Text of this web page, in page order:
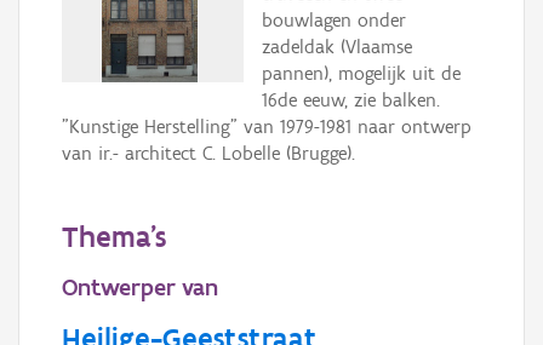
bouwlagen onder
zadeldak (Vlaamse
pannen), mogelijk uit de
16de eeuw, zie balken.
"Kunstige Herstelling" van 1979-1981 naar ontwerp
van ir.- architect C. Lobelle (Brugge).
Thema's
Ontwerper van
Heilige-Geeststraat